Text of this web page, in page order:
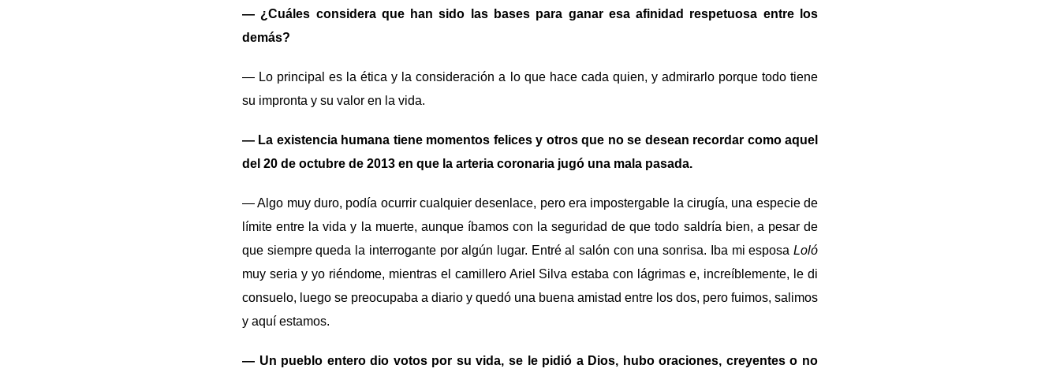
— ¿Cuáles considera que han sido las bases para ganar esa afinidad respetuosa entre los
demás?
— Lo principal es la ética y la consideración a lo que hace cada quien, y admirarlo porque todo tiene
su impronta y su valor en la vida.
— La existencia humana tiene momentos felices y otros que no se desean recordar como aquel
del 20 de octubre de 2013 en que la arteria coronaria jugó una mala pasada.
— Algo muy duro, podía ocurrir cualquier desenlace, pero era impostergable la cirugía, una especie de
límite entre la vida y la muerte, aunque íbamos con la seguridad de que todo saldría bien, a pesar de
que siempre queda la interrogante por algún lugar. Entré al salón con una sonrisa. Iba mi esposa Loló
muy seria y yo riéndome, mientras el camillero Ariel Silva estaba con lágrimas e, increíblemente, le di
consuelo, luego se preocupaba a diario y quedó una buena amistad entre los dos, pero fuimos, salimos
y aquí estamos.
— Un pueblo entero dio votos por su vida, se le pidió a Dios, hubo oraciones, creyentes o no